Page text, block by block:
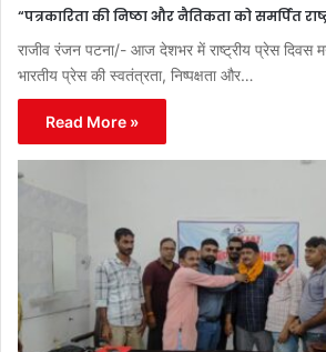
“पत्रकारिता की निष्ठा और नैतिकता को समर्पित
राजीव रंजन पटना/- आज देशभर में राष्ट्रीय प्रेस दिवस
भारतीय प्रेस की स्वतंत्रता, निष्पक्षता और…
Read More »